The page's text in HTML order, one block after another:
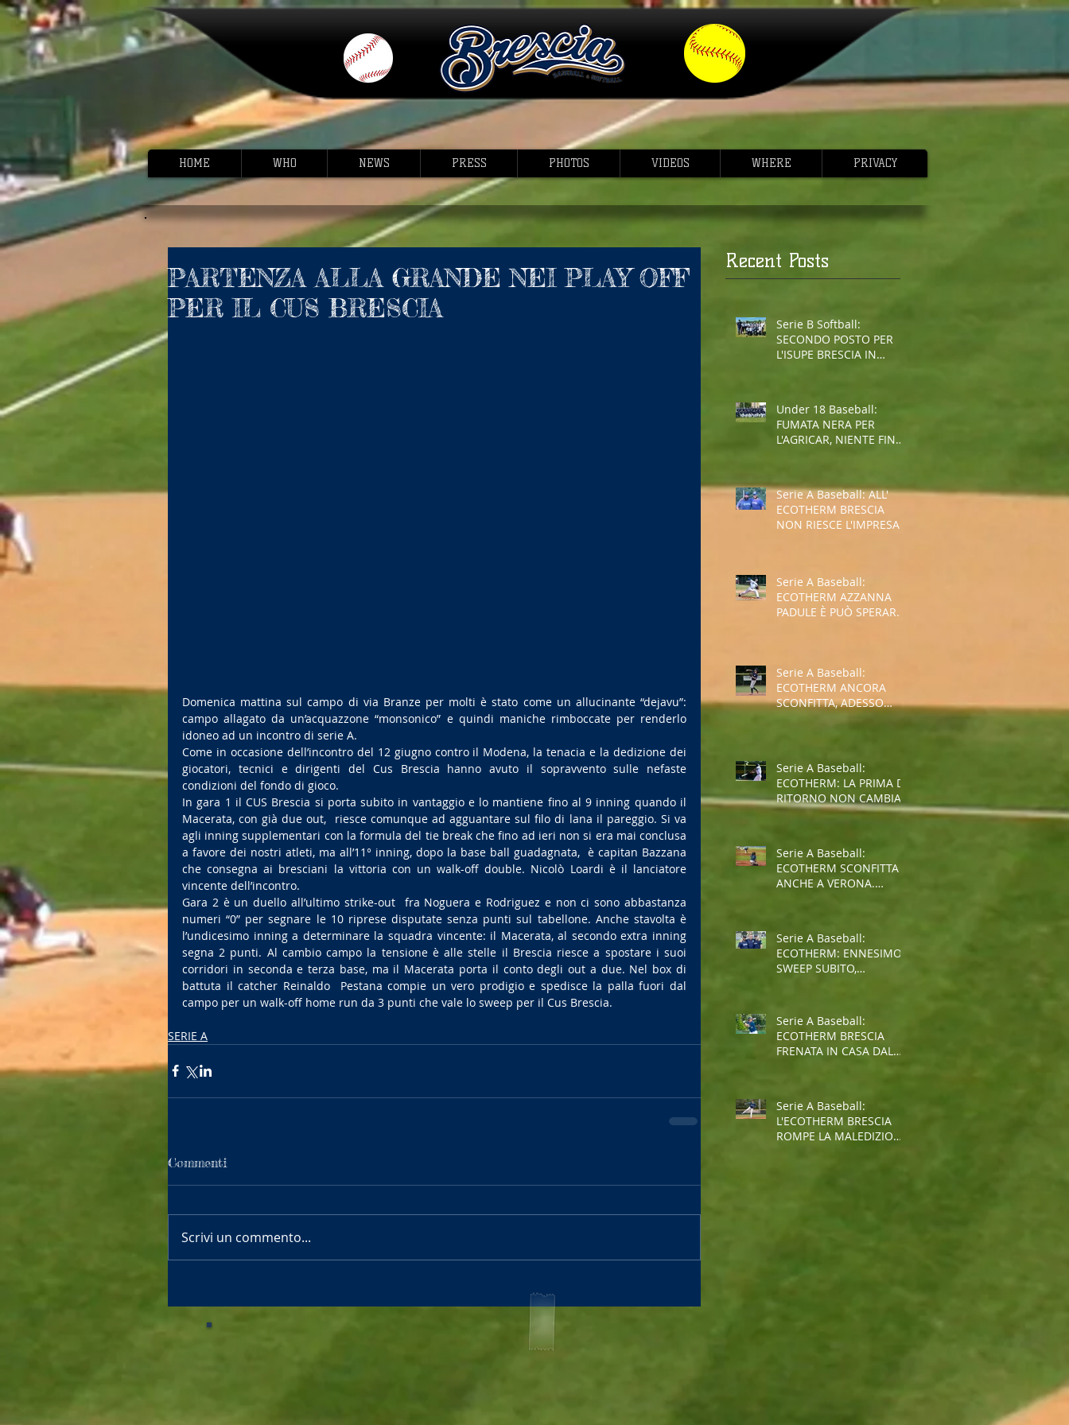
HOME WHO NEWS PRESS PHOTOS VIDEOS WHERE PRIVACY
PARTENZA ALLA GRANDE NEI PLAY OFF
PER IL CUS BRESCIA
Domenica mattina sul campo di via Branze per molti è stato come un allucinante “dejavu”:
campo allagato da un’acquazzone “monsonico” e quindi maniche rimboccate per renderlo
idoneo ad un incontro di serie A.
Come in occasione dell’incontro del 12 giugno contro il Modena, la tenacia e la dedizione dei
giocatori, tecnici e dirigenti del Cus Brescia hanno avuto il sopravvento sulle nefaste
condizioni del fondo di gioco.
In gara 1 il CUS Brescia si porta subito in vantaggio e lo mantiene fino al 9 inning quando il
Macerata, con già due out,  riesce comunque ad agguantare sul filo di lana il pareggio. Si va
agli inning supplementari con la formula del tie break che fino ad ieri non si era mai conclusa
a favore dei nostri atleti, ma all’11° inning, dopo la base ball guadagnata,  è capitan Bazzana
che consegna ai bresciani la vittoria con un walk-off double. Nicolò Loardi è il lanciatore
vincente dell’incontro.
Gara 2 è un duello all’ultimo strike-out  fra Noguera e Rodriguez e non ci sono abbastanza
numeri “0” per segnare le 10 riprese disputate senza punti sul tabellone. Anche stavolta è
l’undicesimo inning a determinare la squadra vincente: il Macerata, al secondo extra inning
segna 2 punti. Al cambio campo la tensione è alle stelle il Brescia riesce a spostare i suoi
corridori in seconda e terza base, ma il Macerata porta il conto degli out a due. Nel box di
battuta il catcher Reinaldo  Pestana compie un vero prodigio e spedisce la palla fuori dal
campo per un walk-off home run da 3 punti che vale lo sweep per il Cus Brescia.
SERIE A
Commenti
Scrivi un commento...
Recent Posts
Serie B Softball:
SECONDO POSTO PER
L'ISUPE BRESCIA IN
Under 18 Baseball:
FUMATA NERA PER
L'AGRICAR, NIENTE FINAL
Serie A Baseball: ALL'
ECOTHERM BRESCIA
NON RIESCE L'IMPRESA,
Serie A Baseball:
ECOTHERM AZZANNA
PADULE È PUÒ SPERARE
Serie A Baseball:
ECOTHERM ANCORA
SCONFITTA, ADESSO
SPALLE AL MURO PER LA
Serie A Baseball:
ECOTHERM: LA PRIMA DI
RITORNO NON CAMBIA
IL TREND NEGATIVO
Serie A Baseball:
ECOTHERM SCONFITTA
ANCHE A VERONA.
Serie A Baseball:
ECOTHERM: ENNESIMO
SWEEP SUBITO,
Serie A Baseball:
ECOTHERM BRESCIA
FRENATA IN CASA DAL
Serie A Baseball:
L'ECOTHERM BRESCIA
ROMPE LA MALEDIZIONE